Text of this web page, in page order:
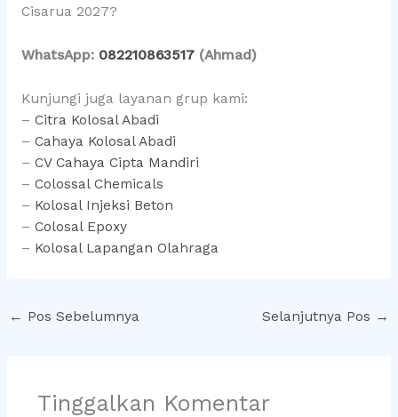
Cisarua 2027?
WhatsApp: 082210863517(Ahmad)
Kunjungi juga layanan grup kami:
– Citra Kolosal Abadi
– Cahaya Kolosal Abadi
– CV Cahaya Cipta Mandiri
– Colossal Chemicals
– Kolosal Injeksi Beton
– Colosal Epoxy
– Kolosal Lapangan Olahraga
← Pos Sebelumnya Selanjutnya Pos →
Tinggalkan Komentar